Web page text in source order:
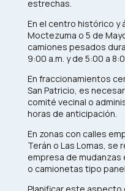
estrechas.
En el centro histórico y
Moctezuma o 5 de
camiones pesados
9:00 a.m. y de 5:00 a
En fraccionamientos
San Patricio, es
comité vecinal o
horas de anticipación.
En zonas con calles
Terán o Las Lomas, se
empresa de mudanzas
o camionetas tipo